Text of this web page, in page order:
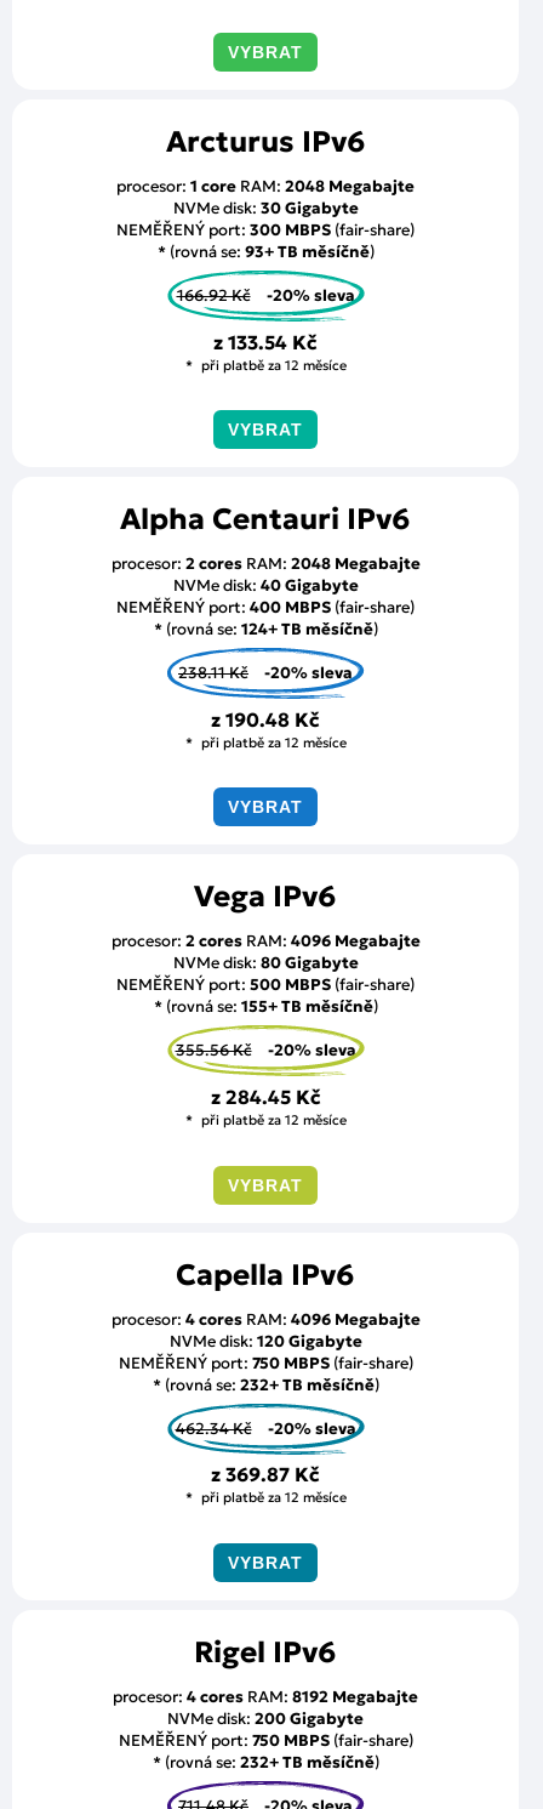
VYBRAT
Arcturus IPv6
procesor: 1 core RAM: 2048 Megabajte
NVMe disk: 30 Gigabyte
NEMĚŘENÝ port: 300 MBPS (fair-share)
* (rovná se: 93+ TB měsíčně)
166.92 Kč -20% sleva
z 133.54 Kč
při platbě za 12 měsíce
VYBRAT
Alpha Centauri IPv6
procesor: 2 coresRAM: 2048 Megabajte
NVMe disk: 40 Gigabyte
NEMĚŘENÝ port: 400 MBPS (fair-share)
* (rovná se: 124+ TB měsíčně)
238.11 Kč -20% sleva
z 190.48 Kč
při platbě za 12 měsíce
VYBRAT
Vega IPv6
procesor: 2 coresRAM: 4096 Megabajte
NVMe disk: 80 Gigabyte
NEMĚŘENÝ port: 500 MBPS (fair-share)
* (rovná se: 155+ TB měsíčně)
355.56 Kč -20% sleva
z 284.45 Kč
při platbě za 12 měsíce
VYBRAT
Capella IPv6
procesor: 4 coresRAM: 4096 Megabajte
NVMe disk: 120 Gigabyte
NEMĚŘENÝ port: 750 MBPS(fair-share)
* (rovná se: 232+ TB měsíčně)
462.34 Kč -20% sleva
z 369.87 Kč
při platbě za 12 měsíce
VYBRAT
Rigel IPv6
procesor: 4 cores RAM: 8192 Megabajte
NVMe disk: 200 Gigabyte
NEMĚŘENÝ port: 750 MBPS(fair-share)
* (rovná se: 232+ TB měsíčně)